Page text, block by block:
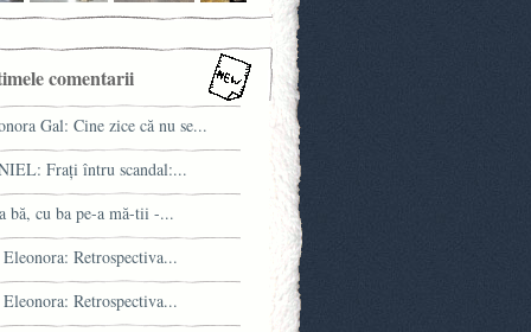
comentarii
Gal: Cine zice că nu se...
Fraţi întru scandal:...
bă, cu ba pe-a mă-tii -...
Retrospectiva...
Retrospectiva...